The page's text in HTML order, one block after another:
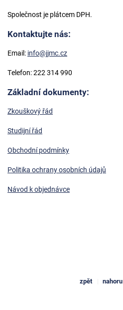
Společnost je plátcem DPH.
Kontaktujte nás:
Email: info@jjmc.cz
Telefon: 222 314 990
Základní dokumenty:
Zkouškový řád
Studijní řád
Obchodní podmínky
Politika ochrany osobních údajů
Návod k objednávce
zpět nahoru